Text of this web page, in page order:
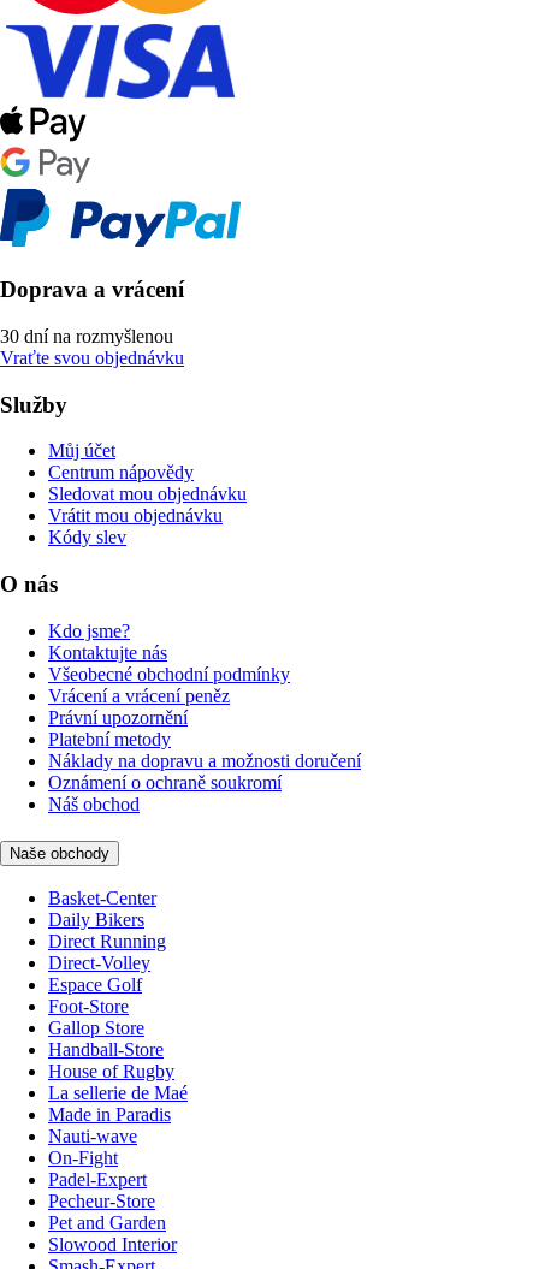
Doprava a vrácení
30 dní na rozmyšlenou
Vraťte svou objednávku
Služby
Můj účet
Centrum nápovědy
Sledovat mou objednávku
Vrátit mou objednávku
Kódy slev
O nás
Kdo jsme?
Kontaktujte nás
Všeobecné obchodní podmínky
Vrácení a vrácení peněz
Právní upozornění
Platební metody
Náklady na dopravu a možnosti doručení
Oznámení o ochraně soukromí
Náš obchod
Naše obchody
Basket-Center
Daily Bikers
Direct Running
Direct-Volley
Espace Golf
Foot-Store
Gallop Store
Handball-Store
House of Rugby
La sellerie de Maé
Made in Paradis
Nauti-wave
On-Fight
Padel-Expert
Pecheur-Store
Pet and Garden
Slowood Interior